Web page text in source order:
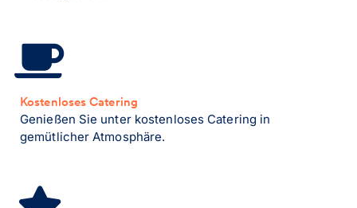
Kostenloses Catering
Genießen Sie unter kostenloses Catering in
gemütlicher Atmosphäre.